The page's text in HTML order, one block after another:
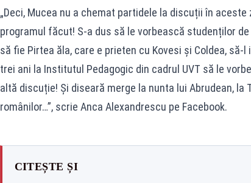
„Deci, Mucea nu a chemat partidele la discuții în aceste
programul făcut! S-a dus să le vorbească studenților
să fie Pirtea ăla, care e prieten cu Kovesi și Coldea,
trei ani la Institutul Pedagogic din cadrul UVT să le
altă discuție! Și diseară merge la nunta lui Abrudean, la
românilor…”, scrie Anca Alexandrescu pe Facebook.
CITEȘTE ȘI